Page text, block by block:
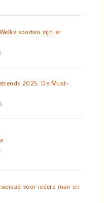
soorten zijn er
2025: De Must-
voor iedere man en